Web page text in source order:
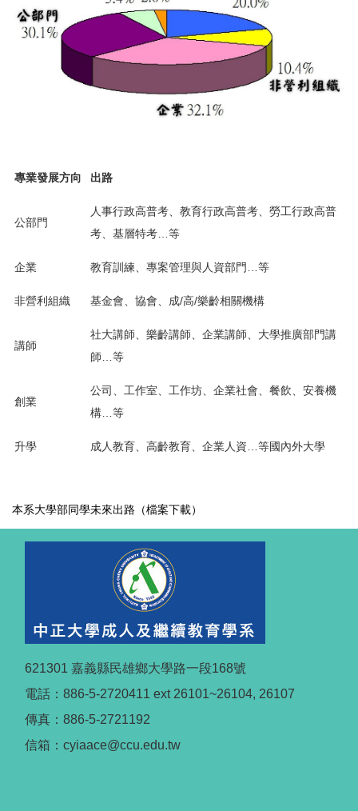
專業發展方向 出路
公部門
人事行政高普考、教育行政高普考、勞工行政高普
考、基層特考…等
企業 教育訓練、專案管理與人資部門…等
非營利組織 基金會、協會、成/高/樂齡相關機構
講師
社大講師、樂齡講師、企業講師、大學推廣部門講
師…等
創業
公司、工作室、工作坊、企業社會、餐飲、安養機
構…等
升學 成人教育、高齡教育、企業人資…等國內外大學
本系大學部同學未來出路（檔案下載）
621301 嘉義縣民雄鄉大學路一段168號
電話：886-5-2720411 ext 26101~26104, 26107
傳真：886-5-2721192
信箱：cyiaace@ccu.edu.tw